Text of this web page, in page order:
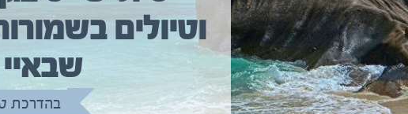
וטיולים
בהדרכת
טיול שייט מקיף איסלנד
בהדרכת גיל יניב